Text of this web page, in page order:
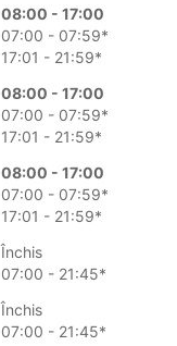
08:00 - 17:00
07:00 - 07:59*
17:01 - 21:59*
08:00 - 17:00
07:00 - 07:59*
17:01 - 21:59*
08:00 - 17:00
07:00 - 07:59*
17:01 - 21:59*
Închis
07:00 - 21:45*
Închis
07:00 - 21:45*